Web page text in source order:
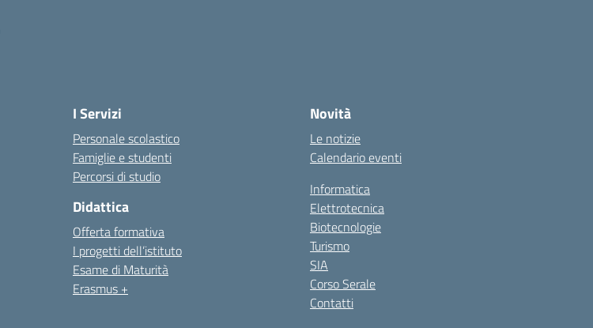
I Servizi
Personale scolastico
Famiglie e studenti
Percorsi di studio
Didattica
Offerta formativa
I progetti dell’istituto
Esame di Maturità
Erasmus +
Novità
Le notizie
Calendario eventi
Informatica
Elettrotecnica
Biotecnologie
Turismo
SIA
Corso Serale
Contatti